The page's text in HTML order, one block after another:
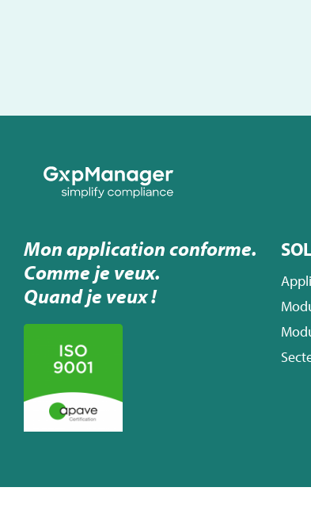
Mon application conforme.
Comme je veux.
Quand je veux !